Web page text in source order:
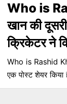
Who is
खान की
क्रिकेटर ने
Who is Rashid
एक पोस्ट शेयर किया